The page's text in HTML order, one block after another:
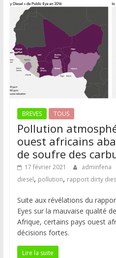
BREVES TOUS
Pollution
ouest africains
de soufre des
17 février 2021 adminfena
diesel, pollution, rapport dirty
Suite aux révélations du
Eyes sur la mauvaise qualité
Afrique, certains pays ouest
décisions fortes.
Lire la suite